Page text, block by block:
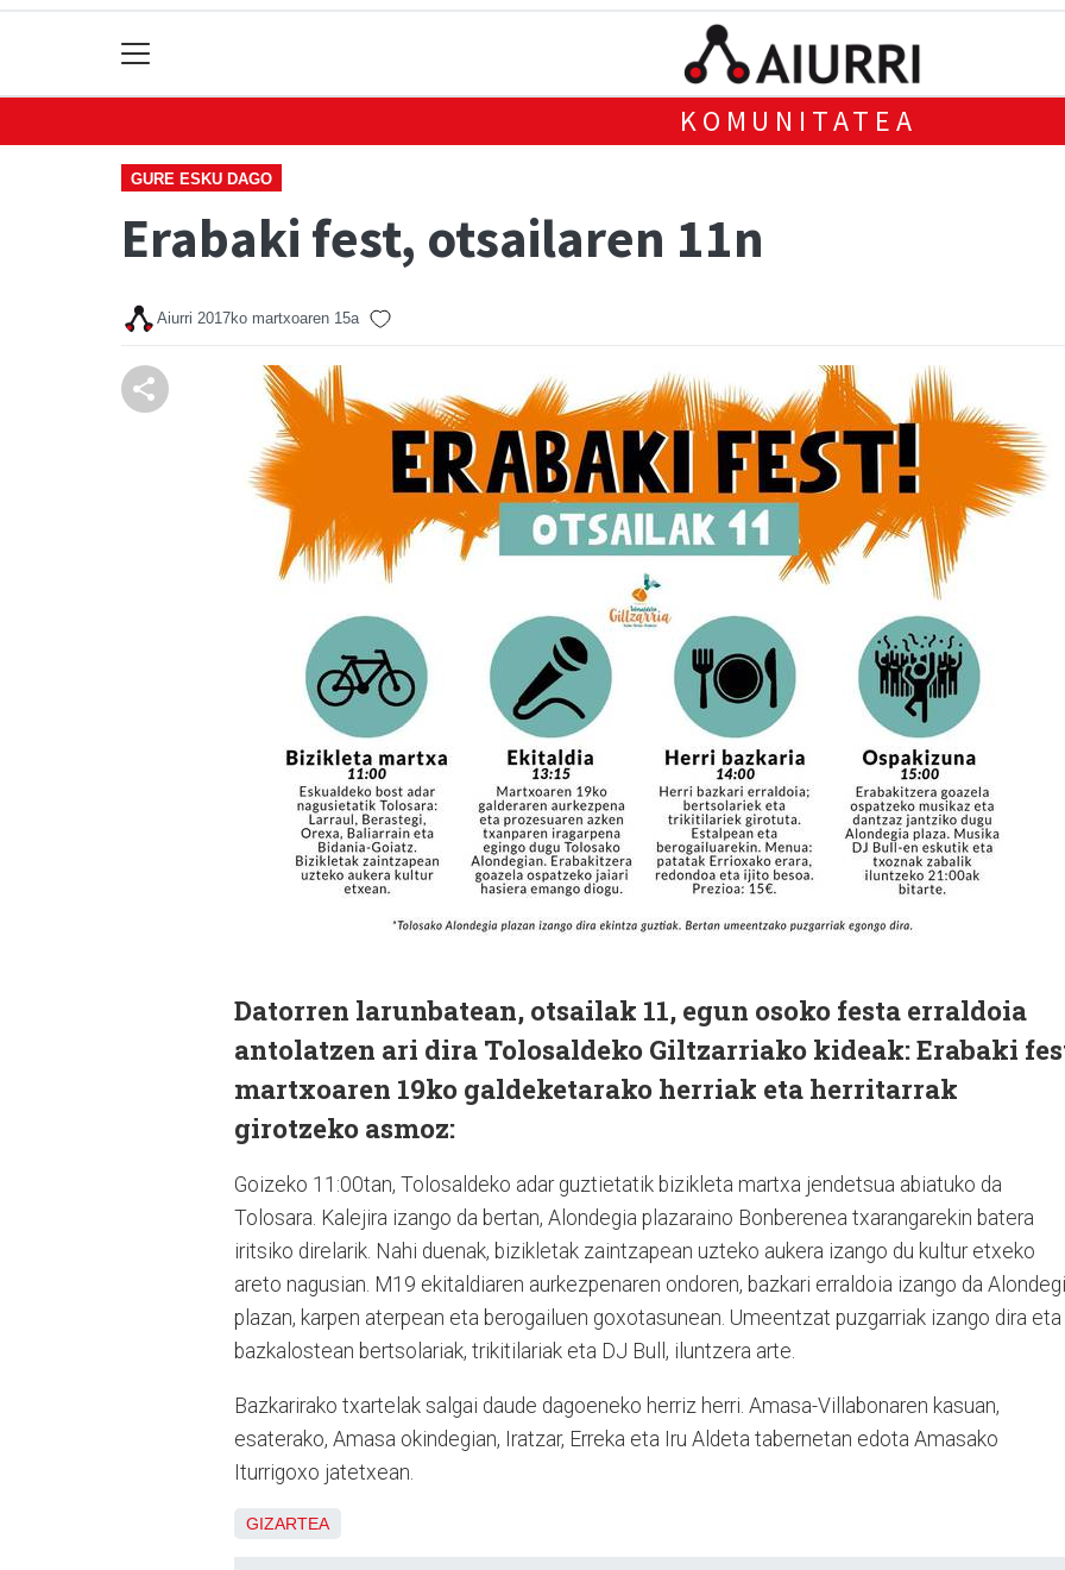
KOMUNITATEA
GURE ESKU DAGO
Erabaki fest, otsailaren 11n
Aiurri 2017ko martxoaren 15a
Datorren larunbatean, otsailak 11, egun osoko festa erraldoia
antolatzen ari dira Tolosaldeko Giltzarriako kideak: Erabaki
martxoaren 19ko galdeketarako herriak eta herritarrak
girotzeko asmoz:
Goizeko 11:00tan, Tolosaldeko adar guztietatik bizikleta martxa jendetsua abiatuko da
Tolosara. Kalejira izango da bertan, Alondegia plazaraino Bonberenea txarangarekin batera
iritsiko direlarik. Nahi duenak, bizikletak zaintzapean uzteko aukera izango du kultur etxeko
areto nagusian. M19 ekitaldiaren aurkezpenaren ondoren, bazkari erraldoia izango da
plazan, karpen aterpean eta berogailuen goxotasunean. Umeentzat puzgarriak izango dira eta
bazkalostean bertsolariak, trikitilariak eta DJ Bull, iluntzera arte.
Bazkarirako txartelak salgai daude dagoeneko herriz herri. Amasa-Villabonaren kasuan,
esaterako, Amasa okindegian, Iratzar, Erreka eta Iru Aldeta tabernetan edota Amasako
Iturrigoxo jatetxean.
GIZARTEA